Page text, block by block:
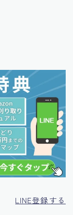
LINE登録する